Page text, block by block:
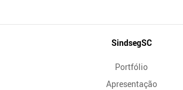
SindsegSC
Portfólio
Apresentação